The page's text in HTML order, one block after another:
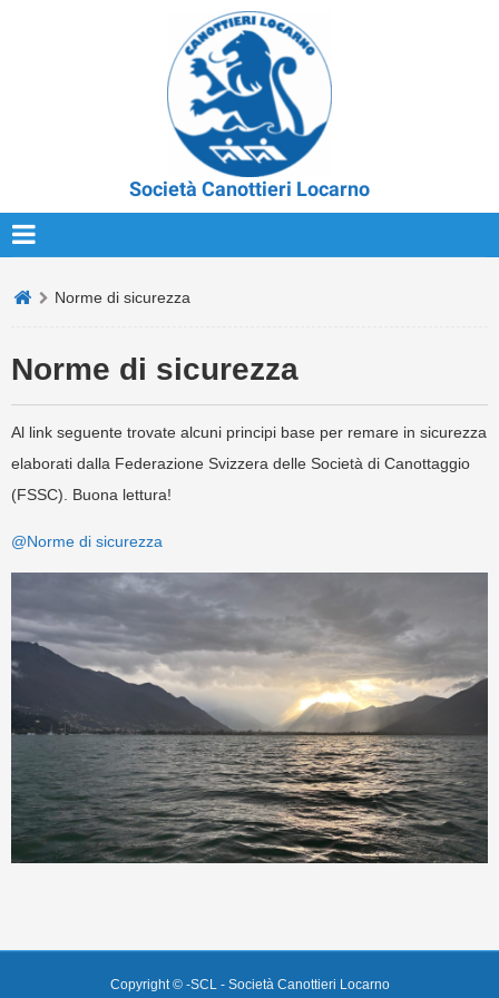
Società Canottieri Locarno
Norme di sicurezza
Norme di sicurezza
Al link seguente trovate alcuni principi base per remare in sicurezza
elaborati dalla Federazione Svizzera delle Società di Canottaggio
(FSSC). Buona lettura!
@Norme di sicurezza
Copyright © -SCL - Società Canottieri Locarno